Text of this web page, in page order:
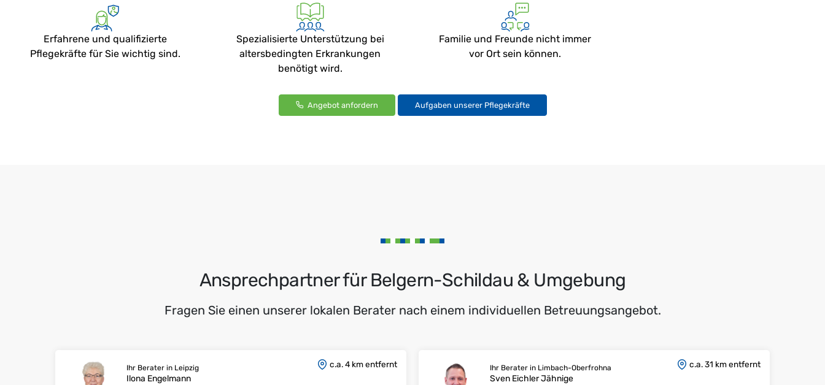
Erfahrene und qualifizierte
Pflegekräfte für Sie wichtig sind.
Spezialisierte Unterstützung bei
altersbedingten Erkrankungen
benötigt wird.
Familie und Freunde nicht immer
vor Ort sein können.
Angebot anfordern Aufgaben unserer Pflegekräfte
Ansprechpartner für Belgern-Schildau & Umgebung
Fragen Sie einen unserer lokalen Berater nach einem individuellen Betreuungsangebot.
Ihr Berater in Leipzig
Ilona Engelmann
c.a. 4 km entfernt Ihr Berater in Limbach-Oberfrohna
Sven Eichler Jähnige
c.a. 31 km entfernt